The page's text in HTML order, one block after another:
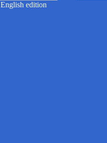
English edition